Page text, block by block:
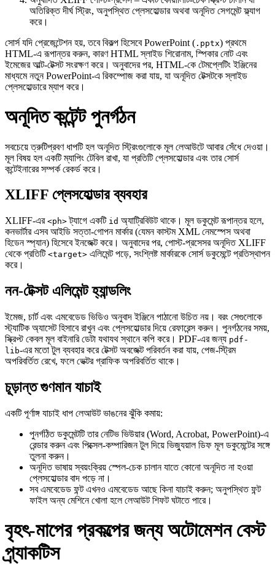
অতিরিক্ত দীর্ঘ স্ট্রিং, অনুপস্থিত প্লেসহোল্ডার অথবা অনূদিত সেগমেন্ট ফ্ল্যাগ
করে।
সোর্স যদি প্রেজেন্টেশন হয়, তবে বিকল্প হিসেবে PowerPoint ( .pptx) প্রথমে
HTML‑এ রূপান্তর করুন, কারণ HTML স্লাইড শিরোনাম, স্পিকার নোট এবং
ইমেজের আল্ট‑টেক্সট সংরক্ষণ করে। অনুবাদের পর, HTML‑কে টেমপ্লেটিং ইঞ্জিনের
মাধ্যমে নতুন PowerPoint‑এ রিকম্পোজ করা যায়, যা অনূদিত টেক্সটকে স্লাইড
প্লেসহোল্ডারে ম্যাপ করে।
অনূদিত কন্টেন্ট পুনর্গঠন
সবচেয়ে ত্রুটিপ্রবণ ধাপটি হল অনূদিত স্ট্রিংগুলোকে মূল লেআউটে আবার সেঁধে দেওয়া।
মূল বিষয় হল একটিম্যাপিং টেবিলরাখা, যা প্রতিটি প্লেসহোল্ডার এবং তার সোর্স
কন্টেইনারের সম্পর্ক রেকর্ড করে।
XLIFF প্লেসহোল্ডার ব্যবহার
XLIFF‑এর <ph> ট্যাগে একটি id অ্যাট্রিবিউট থাকে। মূল ডকুমেন্ট রূপান্তর হলে,
কনভার্টার এসব আইডি সত্তা‑গোপন মার্কার (যেমন কাস্টম XML নেমস্পেস অথবা
হিডেন স্প্যান) হিসেবে ইনজেক্ট করে। অনুবাদের পর, পোস্ট‑প্রসেসর অনূদিত XLIFF
থেকে প্রতিটি <target> এলিমেন্ট পড়ে, সংশ্লিষ্ট মার্কারকে সোর্স ডকুমেন্টে প্রতিস্থাপন
করে।
নন‑টেক্সট এলিমেন্ট হ্যান্ডলিং
ইমেজ, চার্ট এবং এমবেডেড ভিডিও অনুবাদ ইঞ্জিনে পাঠানো উচিত নয়। বরং সেগুলোকে
স্ট্যাটিক অ্যাসেট হিসাবে রাখুন এবং প্লেসহোল্ডার দিয়ে রেফারেন্স করুন। পুনর্গঠনের সময়,
স্ক্রিপ্ট কেবল মূল বাইনারি ডেটা যথাযথ স্থানে কপি করে। PDF‑এর জন্য pdf-
lib‑এর মতো টুল ব্যবহার করে টেক্সট অবজেক্ট পরিবর্তন করা যায়, পেজ‑স্ট্রিম
অপরিবর্তিত রেখে, ফলে ভেক্টর গ্রাফিক অপরিবর্তিত থাকে।
চূড়ান্ত গুণমান যাচাই
একটি পূর্ণাঙ্গ যাচাই ধাপ লেআউট ভাঙনের ঝুঁকি কমায়:
পুনর্গঠিত ডকুমেন্টটি তার নেটিভ ভিউয়ার (Word, Acrobat, PowerPoint)‑এ
রেন্ডার করুন এবং পিক্সেল‑কম্পারিজন টুল দিয়ে ভিজ্যুয়াল ডিফ মূল ডকুমেন্টের সঙ্গে
তুলনা করুন।
অনূদিত ভাষায় স্বয়ংক্রিয় স্পেল‑চেক চালান যাতে কোনো অনূদিত না হওয়া
প্লেসহোল্ডার বাদ পড়ে না।
সব এমবেডেড ফন্ট এখনও এমবেডেড আছে কিনা যাচাই করুন; অনুপস্থিত ফন্ট
ফাইল অন্য মেশিনে খোলা হলে লেআউট শিফট ঘটাতে পারে।
বৃহৎ‑মাপের প্রকল্পের জন্য অটোমেশন বেস্ট
প্র্যাকটিস